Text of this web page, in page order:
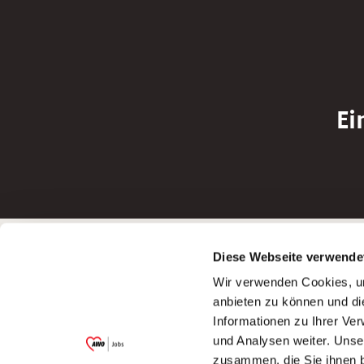
Diese Webseite
Wir verwenden Cookies,
anbieten zu können und
Informationen zu Ihrer
und Analysen weiter.
zusammen, die Sie ihnen
Garitz Bewirtschaftungsbetriebe GmbH
(Ein Tochterunternehmen des AWO
Bezirksverbandes Unterfranken e.V.)